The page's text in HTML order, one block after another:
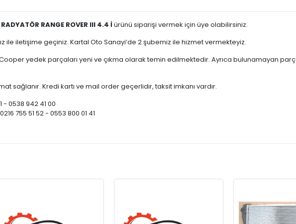
RADYATÖR RANGE ROVER III 4.4 İ ürünü siparişi vermek için üye olabilirsiniz.
ile iletişime geçiniz. Kartal Oto Sanayi’de 2 şubemiz ile hizmet vermekteyiz.
yedek parçaları yeni ve çıkma olarak temin edilmektedir. Ayrıca bulunamayan
sağlanır. Kredi kartı ve mail order geçerlidir, taksit imkanı vardır.
- 0538 942 41 00
0216 755 51 52 - 0553 800 01 41